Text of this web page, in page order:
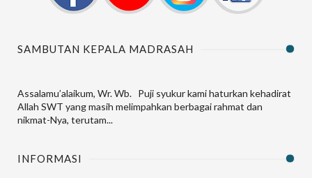
SAMBUTAN KEPALA MADRASAH
Assalamu’alaikum, Wr. Wb. Puji syukur kami haturkan kehadirat
Allah SWT yang masih melimpahkan berbagai rahmat dan
nikmat-Nya, terutam...
INFORMASI